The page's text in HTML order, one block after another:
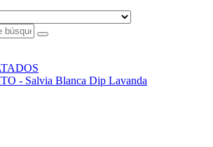
- Salvia Blanca Dip Lavanda